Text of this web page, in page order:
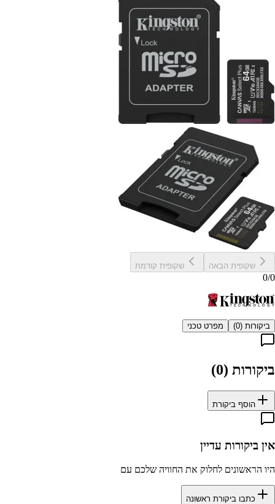
שקופית הבאה שקופית קודמת
0/0
ביקורות (0
) מפרט טכני
ביקורות (0
)
הוסף ביקורת
אין ביקורות עדיין
היו הראשונים לחלוק את החוויה שלכם עם
כתבו ביקורת ראשונה